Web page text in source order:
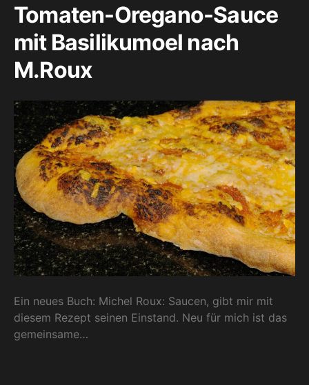
Tomaten-Oregano-Sauce
mit Basilikumoel nach
M.Roux
Ein neues Buch: Michel Roux: Saucen, gibt mir mit
diesem Rezept seinen Einstand. Neu für mich ist das
gemeinsame…